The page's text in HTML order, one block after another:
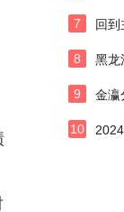
7 回到
8 黑龙
9 金瀛
10